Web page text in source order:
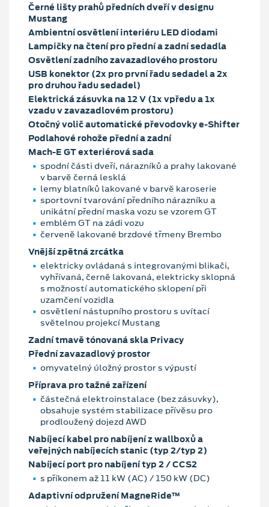
Černé lišty prahů předních dveří v designu
Mustang
Ambientní osvětlení interiéru LED diodami
Lampičky na čtení pro přední a zadní sedadla
Osvětlení zadního zavazadlového prostoru
USB konektor (2x pro první řadu sedadel a 2x
pro druhou řadu sedadel)
Elektrická zásuvka na 12 V (1x vpředu a 1x
vzadu v zavazadlovém prostoru)
Otočný volič automatické převodovky e-Shifter
Podlahové rohože přední a zadní
Mach-E GT exteriérová sada
spodní části dveří, nárazníků a prahy lakované
v barvě černá lesklá
lemy blatníků lakované v barvě karoserie
sportovní tvarování předního nárazníku a
unikátní přední maska vozu se vzorem GT
emblém GT na zádi vozu
červeně lakované brzdové třmeny Brembo
Vnější zpětná zrcátka
elektricky ovládaná s integrovanými blikači,
vyhřívaná, černě lakovaná, elektricky sklopná
s možností automatického sklopení při
uzamčení vozidla
osvětlení nástupního prostoru s uvítací
světelnou projekcí Mustang
Zadní tmavě tónovaná skla Privacy
Přední zavazadlový prostor
omyvatelný úložný prostor s výpustí
Příprava pro tažné zařízení
částečná elektroinstalace (bez zásuvky),
obsahuje systém stabilizace přívěsu pro
prodloužený dojezd AWD
Nabíjecí kabel pro nabíjení z wallboxů a
veřejných nabíjecích stanic (typ 2/typ 2)
Nabíjecí port pro nabíjení typ 2 / CCS2
s příkonem až 11 kW (AC) / 150 kW (DC)
Adaptivní odpružení MagneRide™